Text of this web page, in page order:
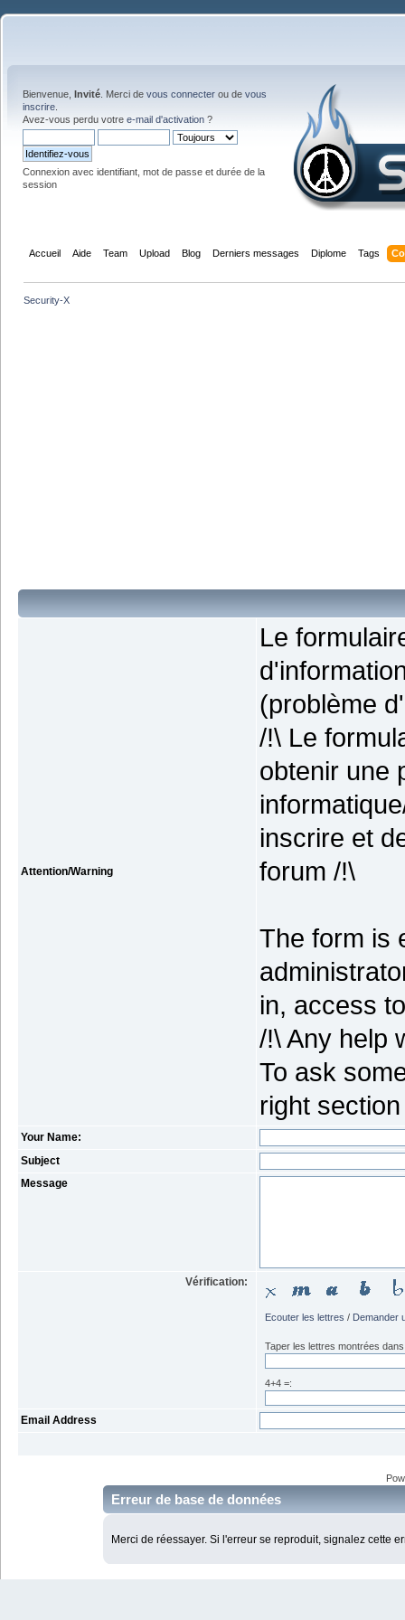
Bienvenue, Invité . Merci de vous connecter ou de vous
inscrire
Avez-vous perdu votre e-mail d'activation ?
Connexion avec identifiant, mot de passe et durée de la
session
Accueil Aide Team Upload Blog Derniers messages Diplome Tags
Security-X
Attention/Warning
Le
(problème
/!\ Le
obtenir une
inscrire et
forum /!\
The form is
in, access
/!\ Any help
To ask
right
Your Name:
Subject
Message
Vérification:
Ecouter les lettres / Demander
Taper les lettres montrées
4+4 =:
Email Address
Erreur de base de données
Merci de réessayer. Si l'erreur se reproduit, signalez cette